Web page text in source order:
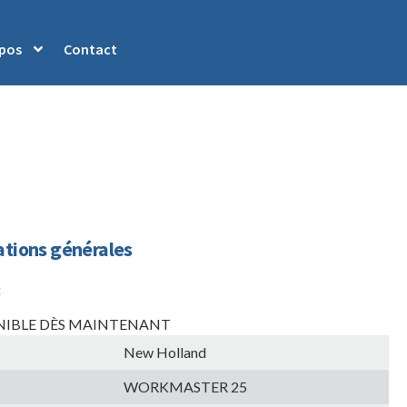
Contact
générales
DÈS MAINTENANT
New Holland
WORKMASTER 25